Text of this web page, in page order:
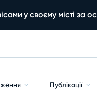
у своєму місті за
Публікації